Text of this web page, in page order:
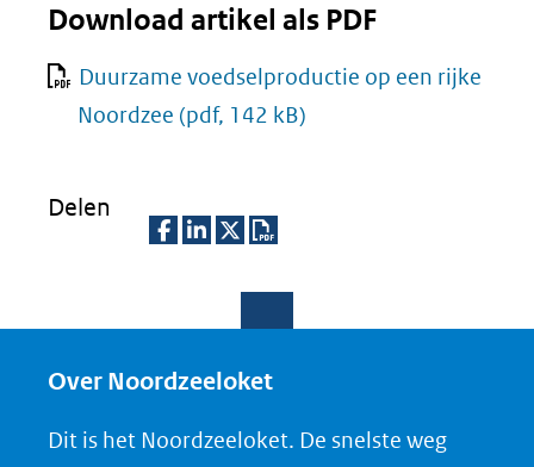
Download artikel als PDF
Duurzame voedselproductie op een rijke
Noordzee (pdf, 142 kB)
Delen
e
o
e
o
e
o
n
o
Over Noordzeeloket
Dit is het Noordzeeloket. De snelste weg